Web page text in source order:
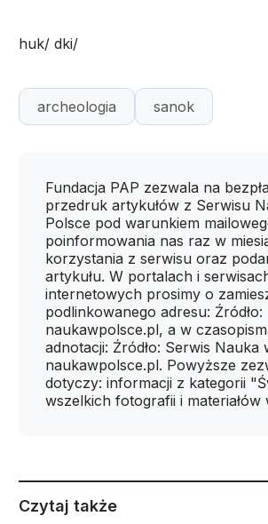
huk/ dki/
archeologia sanok
Fundacja PAP zezwala na
przedruk artykułów z Serwisu
Polsce pod warunkiem
poinformowania nas raz w
korzystania z serwisu oraz
artykułu. W portalach i
internetowych prosimy o
podlinkowanego adresu: Źródło:
naukawpolsce.pl, a w
adnotacji: Źródło: Serwis Nauka
naukawpolsce.pl. Powyższe
dotyczy: informacji z kategorii
wszelkich fotografii i materiałów
Czytaj także